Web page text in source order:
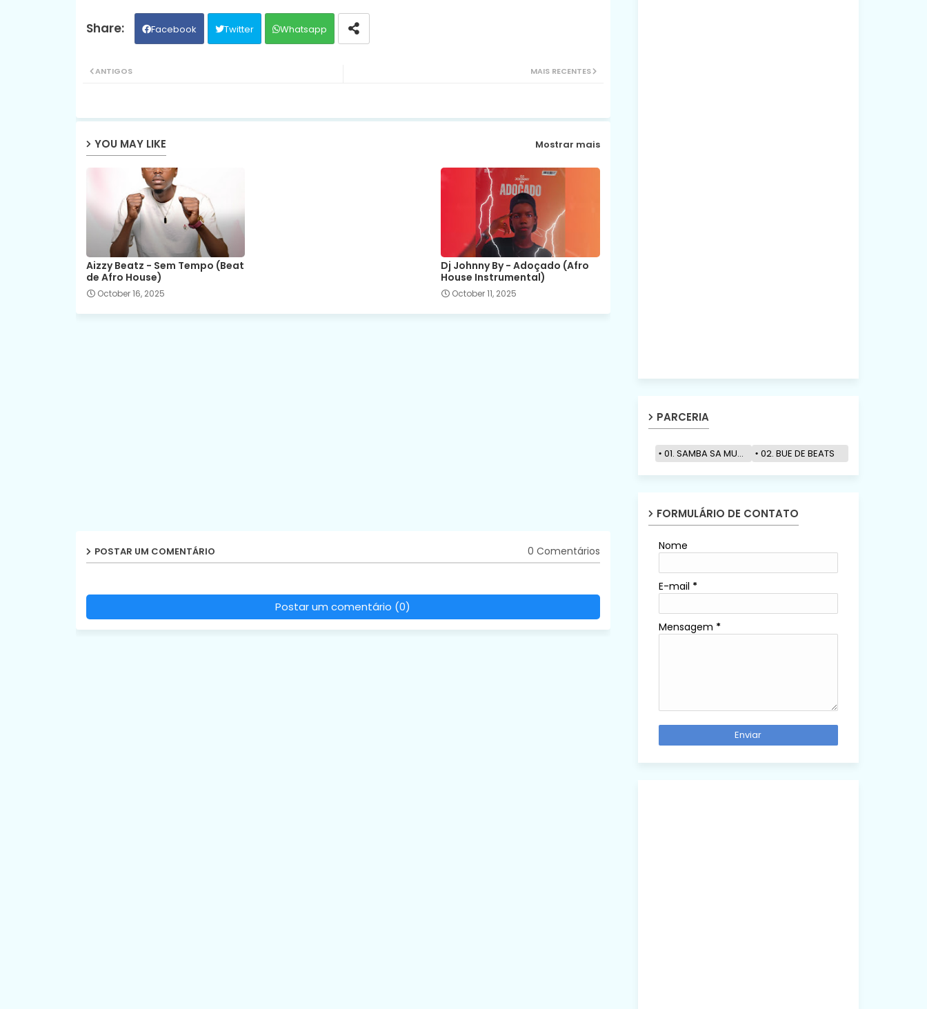
Facebook Twitter Whatsapp
MAIS RECENTES
ANTIGOS
YOU MAY LIKE Mostrar mais
Aizzy Beatz - Sem Tempo (Beat
de Afro House)
October 16, 2025
Dj Johnny By - Adoçado (Afro
House Instrumental)
October 11, 2025
POSTAR UM COMENTÁRIO 0 Comentários
Postar um comentário (0)
PARCERIA
01. SAMBA SA MUZIK 02. BUE DE BEATS
FORMULÁRIO DE CONTATO
Nome
E-mail *
Mensagem *